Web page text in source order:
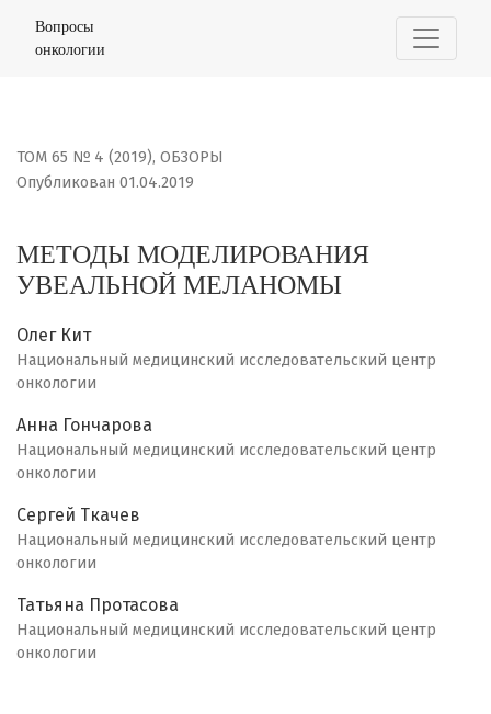
МЕТОДЫ МОДЕЛИРОВАНИЯ УВЕАЛЬНОЙ МЕЛАНОМЫ
Вопросы
онкологии
ТОМ 65 № 4 (2019), ОБЗОРЫ
МЕТОДЫ МОДЕЛИРОВАНИЯ
УВЕАЛЬНОЙ МЕЛАНОМЫ
Опубликован 01.04.2019
Олег Кит
Национальный медицинский исследовательский центр
онкологии
Анна Гончарова
Национальный медицинский исследовательский центр
онкологии
Сергей Ткачев
Национальный медицинский исследовательский центр
онкологии
Татьяна Протасова
Национальный медицинский исследовательский центр
онкологии